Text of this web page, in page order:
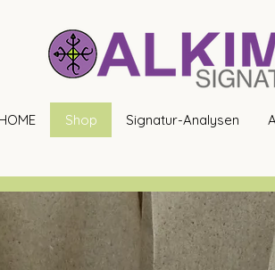
Shop Signatur-Analysen